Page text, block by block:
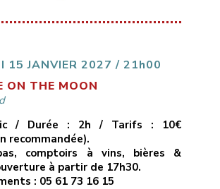
sonorités stoner plus moderne.Le
15 JANVIER 2027 / 21h00
ON THE MOON
/ Durée : 2h / Tarifs : 10€
recommandée).
comptoirs à vins, bières &
à partir de 17h30.
: 05 61 73 16 15